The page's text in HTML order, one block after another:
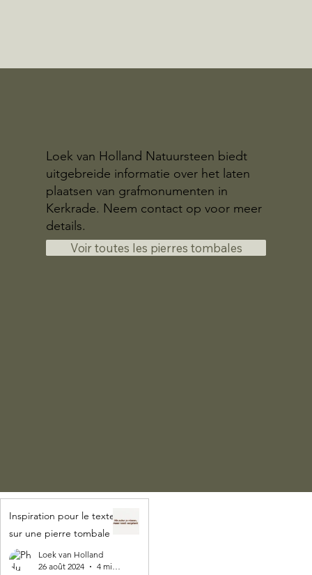
Loek van Holland Natuursteen biedt
uitgebreide informatie over het laten
plaatsen van grafmonumenten in
Kerkrade. Neem contact op voor meer
details.
Voir toutes les pierres tombales
Inspiration pour le texte
sur une pierre tombale
Loek van Holland
26 août 2024
4 min de lecture